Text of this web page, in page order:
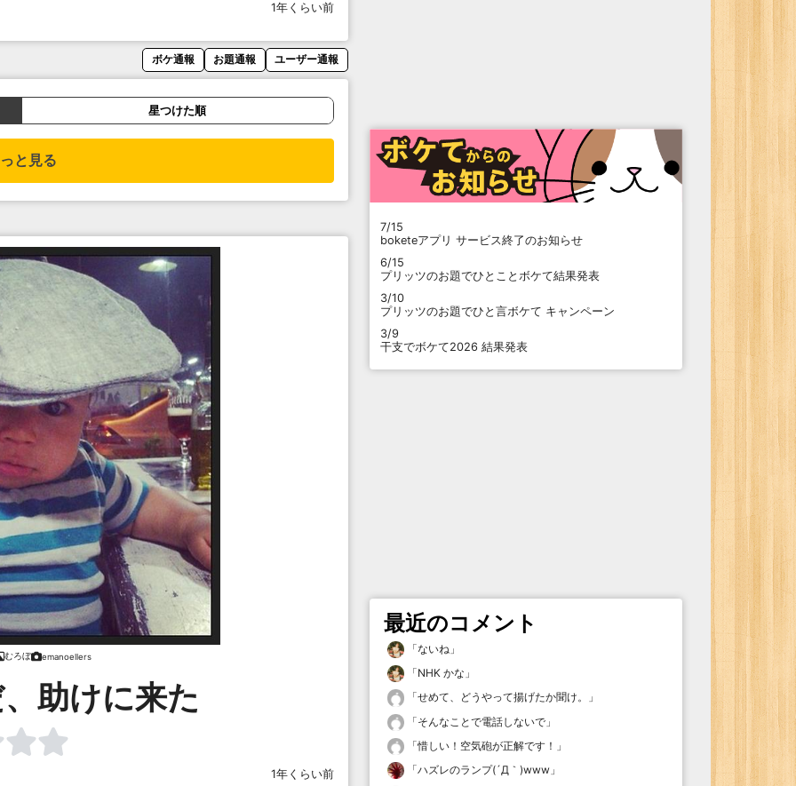
1年くらい前
ボケ通報 お題通報 ユーザー通報
星つけた順
と見る
むろぼ emanoellers
助けに来た
1年くらい前
7/15
boketeアプリ サービス終了のお知らせ
6/15
プリッツのお題でひとことボケて結果発表
3/10
プリッツのお題でひと言ボケて キャンペーン
3/9
干支でボケて2026 結果発表
最近のコメント
「ないね 」
「NHK かな 」
「せめて、どうやって揚げたか聞け。
」
「そんなことで電話しないで 」
「惜しい！空気砲が正解です！ 」
「ハズレのランプ(´Д｀)www 」